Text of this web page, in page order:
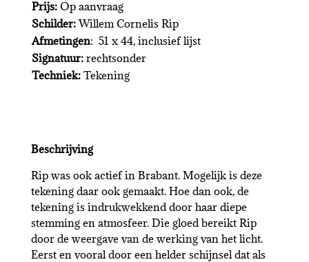
Prijs: Op aanvraag
Schilder:Willem Cornelis Rip
Afmetingen: 51 x 44, inclusief lijst
Signatuur:rechtsonder
Techniek: Tekening
Beschrijving
Rip was ook actief in Brabant. Mogelijk is deze
tekening daar ook gemaakt. Hoe dan ook, de
tekening is indrukwekkend door haar diepe
stemming en atmosfeer. Die gloed bereikt Rip
door de weergave van de werking van het licht.
Eerst en vooral door een helder schijnsel dat als